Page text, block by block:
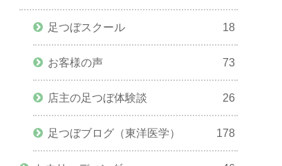
足つぼスクール 18
お客様の声 73
店主の足つぼ体験談 26
足つぼブログ（東洋医学） 178